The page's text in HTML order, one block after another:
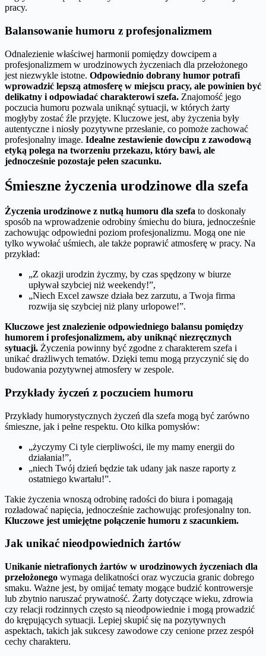
pracy.
Balansowanie humoru z profesjonalizmem
Odnalezienie właściwej harmonii pomiędzy dowcipem a
profesjonalizmem w urodzinowych życzeniach dla przełożonego
jest niezwykle istotne. Odpowiednio dobrany humor potrafi
wprowadzić lepszą atmosferę w miejscu pracy, ale powinien być
delikatny i odpowiadać charakterowi szefa. Znajomość jego
poczucia humoru pozwala uniknąć sytuacji, w których żarty
mogłyby zostać źle przyjęte. Kluczowe jest, aby życzenia były
autentyczne i niosły pozytywne przesłanie, co pomoże zachować
profesjonalny image. Idealne zestawienie dowcipu z zawodową
etyką polega na tworzeniu przekazu, który bawi, ale
jednocześnie pozostaje pełen szacunku.
Śmieszne życzenia urodzinowe dla szefa
Życzenia urodzinowe z nutką humoru dla szefa to doskonały
sposób na wprowadzenie odrobiny śmiechu do biura, jednocześnie
zachowując odpowiedni poziom profesjonalizmu. Mogą one nie
tylko wywołać uśmiech, ale także poprawić atmosferę w pracy. Na
przykład:
„Z okazji urodzin życzmy, by czas spędzony w biurze
upływał szybciej niż weekendy!”,
„Niech Excel zawsze działa bez zarzutu, a Twoja firma
rozwija się szybciej niż plany urlopowe!”.
Kluczowe jest znalezienie odpowiedniego balansu pomiędzy
humorem i profesjonalizmem, aby uniknąć niezręcznych
sytuacji. Życzenia powinny być zgodne z charakterem szefa i
unikać drażliwych tematów. Dzięki temu mogą przyczynić się do
budowania pozytywnej atmosfery w zespole.
Przykłady życzeń z poczuciem humoru
Przykłady humorystycznych życzeń dla szefa mogą być zarówno
śmieszne, jak i pełne respektu. Oto kilka pomysłów:
„życzymy Ci tyle cierpliwości, ile my mamy energii do
działania!”,
„niech Twój dzień będzie tak udany jak nasze raporty z
ostatniego kwartału!”.
Takie życzenia wnoszą odrobinę radości do biura i pomagają
rozładować napięcia, jednocześnie zachowując profesjonalny ton.
Kluczowe jest umiejętne połączenie humoru z szacunkiem.
Jak unikać nieodpowiednich żartów
Unikanie nietrafionych żartów w urodzinowych życzeniach dla
przełożonego wymaga delikatności oraz wyczucia granic dobrego
smaku. Ważne jest, by omijać tematy mogące budzić kontrowersje
lub zbytnio naruszać prywatność. Żarty dotyczące wieku, zdrowia
czy relacji rodzinnych często są nieodpowiednie i mogą prowadzić
do krępujących sytuacji. Lepiej skupić się na pozytywnych
aspektach, takich jak sukcesy zawodowe czy cenione przez zespół
cechy charakteru.